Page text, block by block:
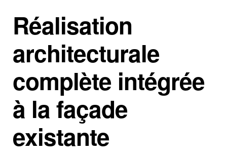
Réalisation
architecturale
complète intégrée
à la façade
existante